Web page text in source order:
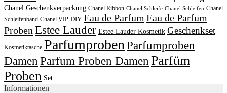
Chanel Geschenkverpackung Chanel Ribbon Chanel Schleife Chanel Schleifen Chanel
Schleifenband Chanel VIP DIY Eau de Parfum Eau de Parfum
Proben Estee Lauder Estee Lauder Kosmetik Geschenkset
Kosmetiktasche Parfumproben Parfumproben
Damen Parfum Proben Damen Parfüm
Proben Set
Informationen